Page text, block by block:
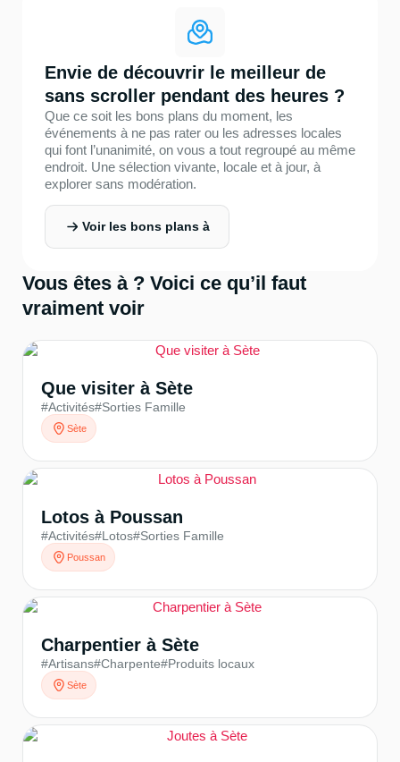
Envie de découvrir le meilleur de
sans scroller pendant des heures ?
Que ce soit les bons plans du moment, les
événements à ne pas rater ou les adresses locales
qui font l’unanimité, on vous a tout regroupé au même
endroit. Une sélection vivante, locale et à jour, à
explorer sans modération.
Voir les bons plans à
Vous êtes à ? Voici ce qu’il faut
vraiment voir
Que visiter à Sète
#Activités#Sorties Famille
Sète
Lotos à Poussan
#Activités#Lotos#Sorties Famille
Poussan
Charpentier à Sète
#Artisans#Charpente#Produits locaux
Sète